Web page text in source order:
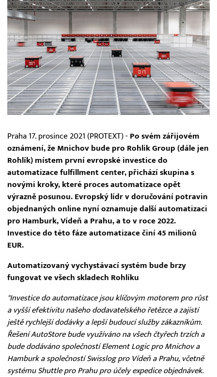
Praha 17. prosince 2021 (PROTEXT) - Po svém zářijovém
oznámení, že Mnichov bude pro Rohlik Group (dále jen
Rohlík) místem první evropské investice do
automatizace fulfillment center, přichází skupina s
novými kroky, které proces automatizace opět
výrazně posunou. Evropský lídr v doručování potravin
objednaných online nyní oznamuje další automatizaci
pro Hamburk, Vídeň a Prahu, a to v roce 2022.
Investice do této fáze automatizace činí 45 milionů
EUR.
Automatizovaný vychystávací systém bude brzy
fungovat ve všech skladech Rohlíku
"Investice do automatizace jsou klíčovým motorem pro růst
a vyšší efektivitu našeho dodavatelského řetězce a zajistí
ještě rychlejší dodávky a lepší budoucí služby zákazníkům.
Řešení AutoStore bude využíváno na všech čtyřech trzích a
bude dodáváno společností Element Logic pro Mnichov a
Hamburk a společností Swisslog pro Vídeň a Prahu, včetně
systému Shuttle pro Prahu pro účely expedice objednávek.